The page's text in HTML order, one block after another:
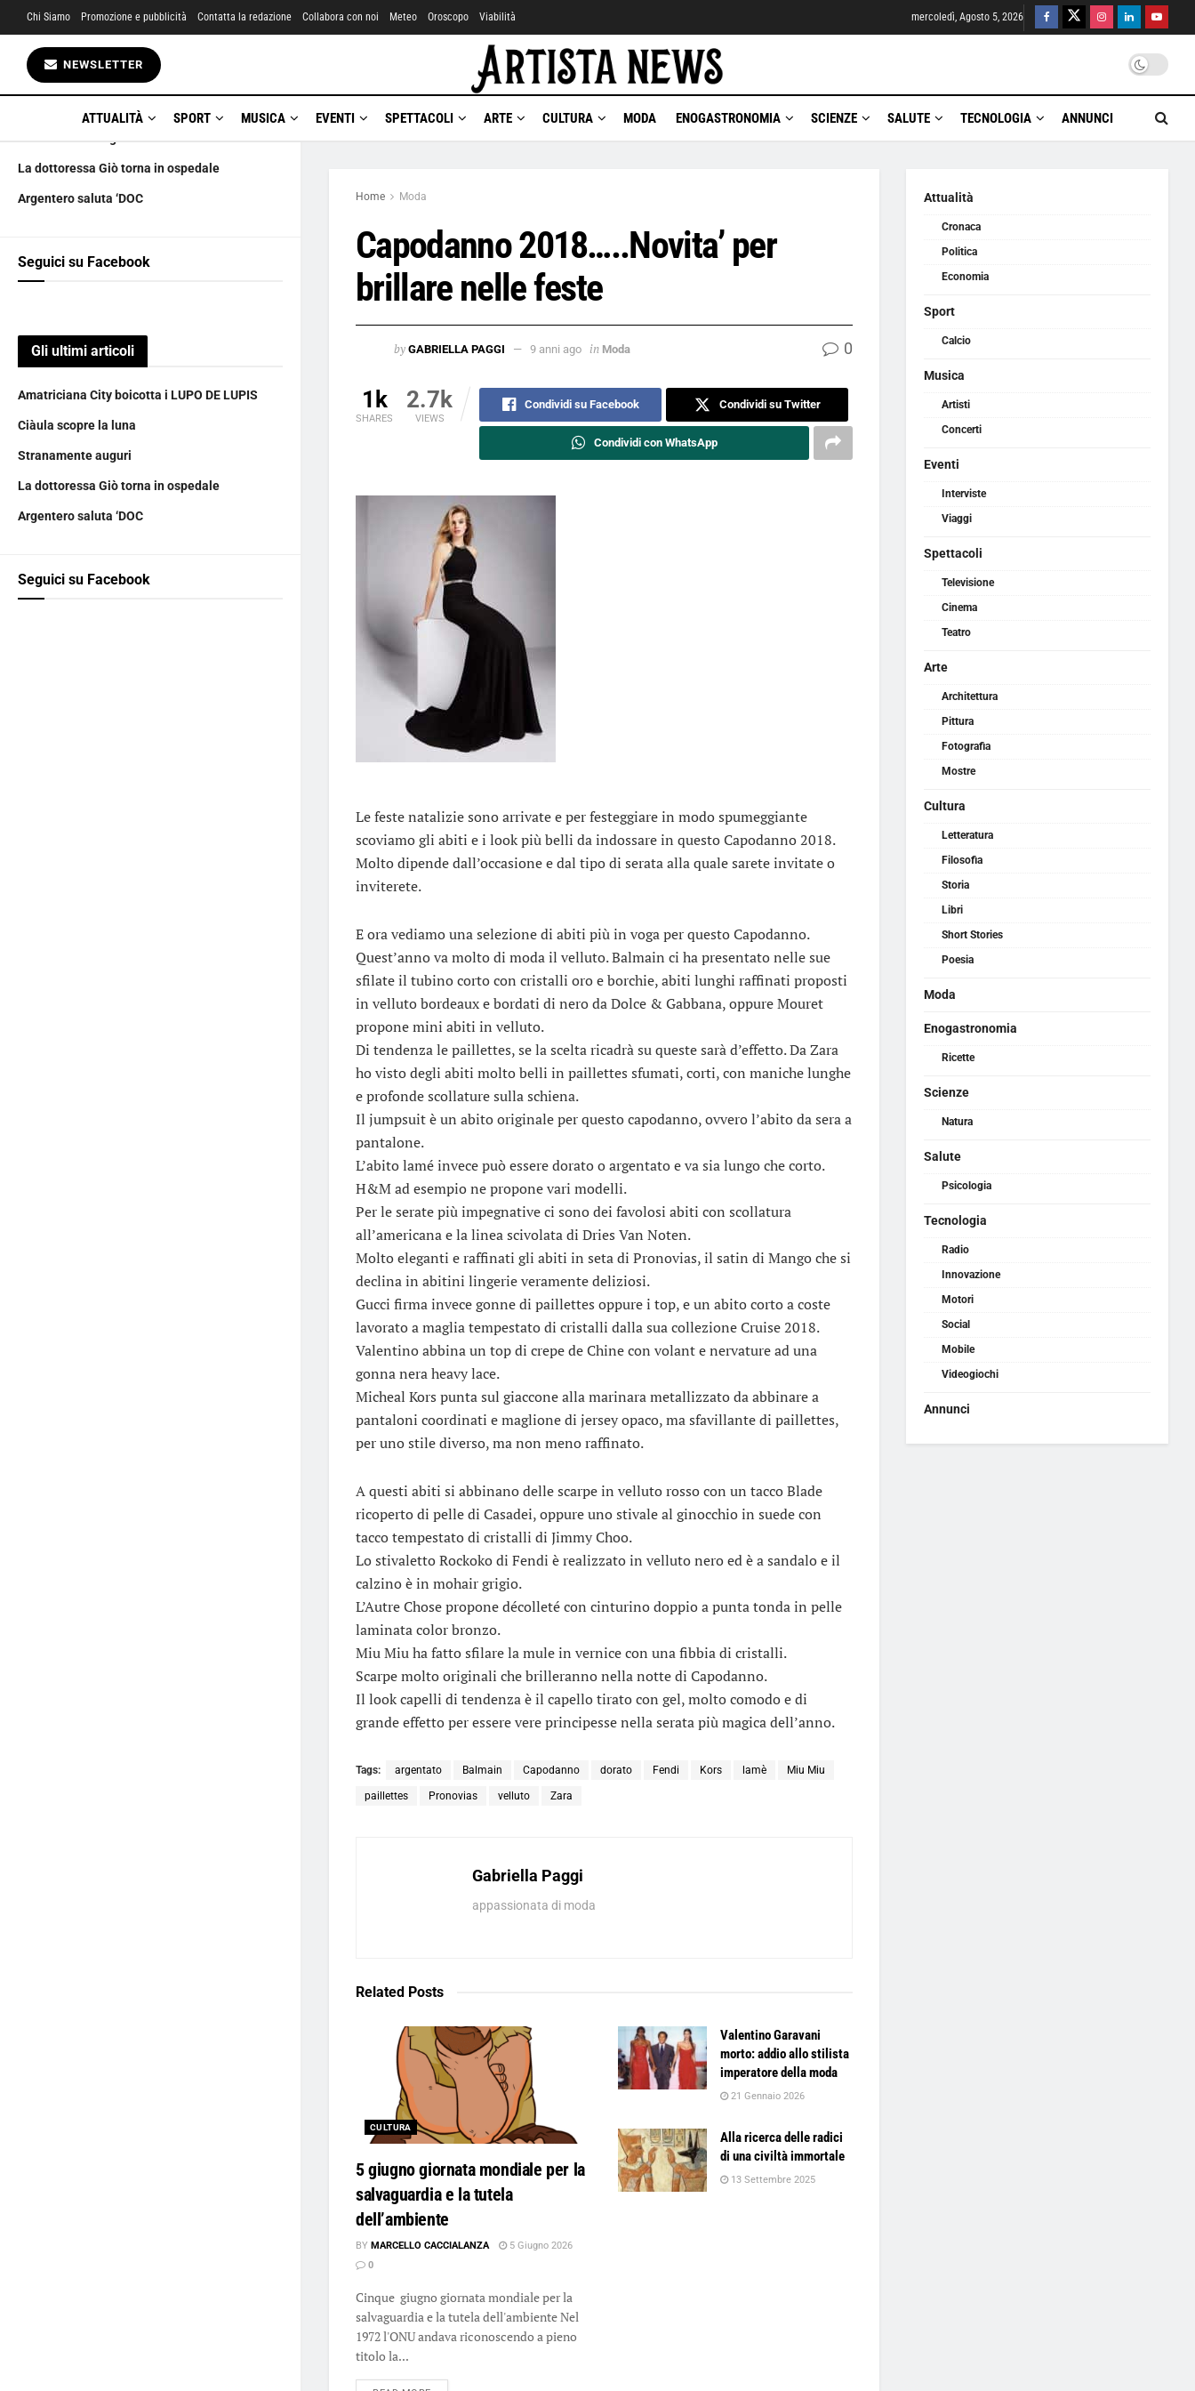
Gli ultimi articoli
Amatriciana City boicotta i LUPO DE LUPIS
La dottoressa Giò torna in ospedale
Argentero saluta ‘DOC
Seguici su Facebook
Gli ultimi articoli
Amatriciana City boicotta i LUPO DE LUPIS
Ciàula scopre la luna
Stranamente auguri
La dottoressa Giò torna in ospedale
Argentero saluta ‘DOC
Seguici su Facebook
Chi Siamo Promozione e pubblicità Contatta la redazione Collabora con noi Meteo Oroscopo Viabilità mercoledì, Agosto 5, 2026
NEWSLETTER
ATTUALITÀ SPORT MUSICA EVENTI SPETTACOLI ARTE CULTURA MODA ENOGASTRONOMIA SCIENZE SALUTE TECNOLOGIA ANNUNCI
Home Moda
Capodanno 2018…..Novita’ per
brillare nelle feste
by GABRIELLA PAGGI 9 anni ago in Moda 0
1k
SHARES
2.7k
VIEWS
Condividi su Facebook Condividi su Twitter
Condividi con WhatsApp
Le feste natalizie sono arrivate e per festeggiare in modo spumeggiante
scoviamo gli abiti e i look più belli da indossare in questo Capodanno 2018.
Molto dipende dall’occasione e dal tipo di serata alla quale sarete invitate o
inviterete.
E ora vediamo una selezione di abiti più in voga per questo Capodanno.
Quest’anno va molto di moda il velluto. Balmain ci ha presentato nelle sue
sfilate il tubino corto con cristalli oro e borchie, abiti lunghi raffinati proposti
in velluto bordeaux e bordati di nero da Dolce & Gabbana, oppure Mouret
propone mini abiti in velluto.
Di tendenza le paillettes, se la scelta ricadrà su queste sarà d’effetto. Da Zara
ho visto degli abiti molto belli in paillettes sfumati, corti, con maniche lunghe
e profonde scollature sulla schiena.
Il jumpsuit è un abito originale per questo capodanno, ovvero l’abito da sera a
pantalone.
L’abito lamé invece può essere dorato o argentato e va sia lungo che corto.
H&M ad esempio ne propone vari modelli.
Per le serate più impegnative ci sono dei favolosi abiti con scollatura
all’americana e la linea scivolata di Dries Van Noten.
Molto eleganti e raffinati gli abiti in seta di Pronovias, il satin di Mango che si
declina in abitini lingerie veramente deliziosi.
Gucci firma invece gonne di paillettes oppure i top, e un abito corto a coste
lavorato a maglia tempestato di cristalli dalla sua collezione Cruise 2018.
Valentino abbina un top di crepe de Chine con volant e nervature ad una
gonna nera heavy lace.
Micheal Kors punta sul giaccone alla marinara metallizzato da abbinare a
pantaloni coordinati e maglione di jersey opaco, ma sfavillante di paillettes,
per uno stile diverso, ma non meno raffinato.
A questi abiti si abbinano delle scarpe in velluto rosso con un tacco Blade
ricoperto di pelle di Casadei, oppure uno stivale al ginocchio in suede con
tacco tempestato di cristalli di Jimmy Choo.
Lo stivaletto Rockoko di Fendi è realizzato in velluto nero ed è a sandalo e il
calzino è in mohair grigio.
L’Autre Chose propone décolleté con cinturino doppio a punta tonda in pelle
laminata color bronzo.
Miu Miu ha fatto sfilare la mule in vernice con una fibbia di cristalli.
Scarpe molto originali che brilleranno nella notte di Capodanno.
Il look capelli di tendenza è il capello tirato con gel, molto comodo e di
grande effetto per essere vere principesse nella serata più magica dell’anno.
Tags: argentato Balmain Capodanno dorato Fendi Kors lamè Miu Miu
paillettes Pronovias velluto Zara
Gabriella Paggi
appassionata di moda
Related Posts
CULTURA
5 giugno giornata mondiale per la
salvaguardia e la tutela
dell’ambiente
BY MARCELLO CACCIALANZA
5 Giugno 2026
0
Cinque giugno giornata mondiale per la
salvaguardia e la tutela dell'ambiente Nel
1972 l'ONU andava riconoscendo a pieno
titolo la...
Valentino Garavani
morto: addio allo stilista
imperatore della moda
21 Gennaio 2026
Alla ricerca delle radici
di una civiltà immortale
13 Settembre 2025
Attualità
Cronaca
Politica
Economia
Sport
Calcio
Musica
Artisti
Concerti
Eventi
Interviste
Viaggi
Spettacoli
Televisione
Cinema
Teatro
Arte
Architettura
Pittura
Fotografia
Mostre
Cultura
Letteratura
Filosofia
Storia
Libri
Short Stories
Poesia
Moda
Enogastronomia
Ricette
Scienze
Natura
Salute
Psicologia
Tecnologia
Radio
Innovazione
Motori
Social
Mobile
Videogiochi
Annunci